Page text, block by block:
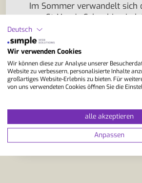
Im Sommer verwandelt sich
von St Mary’s School in ein
Lernzentrum für Jugendliche,
in einem sicheren und
Umfeld lernen möchten. Das
Jugendprogramm der St
modernen Unterricht, der
Kommunikation, Teamarbeit
ZUR SCHULE
Deutsch
Wir verwenden Cookies
Wir können diese zur Analyse unserer
Website zu verbessern, personalisierte Inhalte
großartiges Website-Erlebnis zu bieten. Für
von uns verwendeten Cookies öffnen Sie die
alle akzeptieren
Anpassen